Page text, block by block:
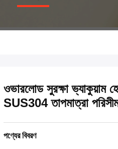
ওভারলোড সুরক্ষা ভ্যাকুয়াম
SUS304 তাপমাত্রা
পণ্যের বিবরণ